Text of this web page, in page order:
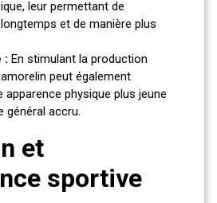
leur permettant de
et de manière plus
: En stimulant la production
peut également
apparence physique plus jeune
général accru.
et
sportive